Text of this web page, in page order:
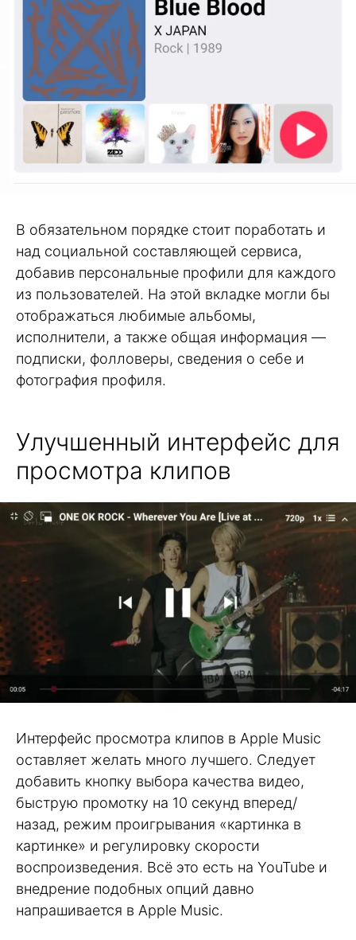
В обязательном порядке стоит поработать и
над социальной составляющей сервиса,
добавив персональные профили для каждого
из пользователей. На этой вкладке могли бы
отображаться любимые альбомы,
исполнители, а также общая информация —
подписки, фолловеры, сведения о себе и
фотография профиля.
Улучшенный интерфейс для
просмотра клипов
Интерфейс просмотра клипов в Apple Music
оставляет желать много лучшего. Следует
добавить кнопку выбора качества видео,
быструю промотку на 10 секунд вперед/
назад, режим проигрывания «картинка в
картинке» и регулировку скорости
воспроизведения. Всё это есть на YouTube и
внедрение подобных опций давно
напрашивается в Apple Music.